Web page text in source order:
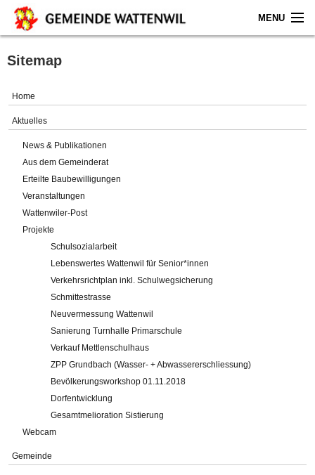
MENU
Home
Gemeinde
Verwaltung
Online-Service
Impressum
Sitemap
Home
Aktuelles
News & Publikationen
Aus dem Gemeinderat
Erteilte Baubewilligungen
Veranstaltungen
Wattenwiler-Post
Projekte
Schulsozialarbeit
Lebenswertes Wattenwil für Senior*innen
Verkehrsrichtplan inkl. Schulwegsicherung
Schmittestrasse
Neuvermessung Wattenwil
Sanierung Turnhalle Primarschule
Verkauf Mettlenschulhaus
ZPP Grundbach (Wasser- + Abwassererschliessung)
Bevölkerungsworkshop 01.11.2018
Dorfentwicklung
Gesamtmelioration Sistierung
Webcam
Gemeinde